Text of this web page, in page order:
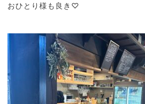
おひとり様も良き♡